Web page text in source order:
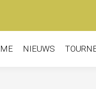
NIEUWS